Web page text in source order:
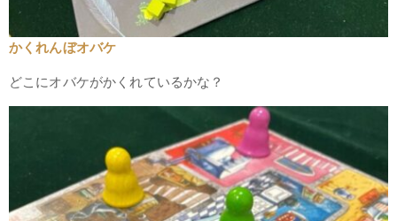
かくれんぼオバケ
どこにオバケがかくれているかな？